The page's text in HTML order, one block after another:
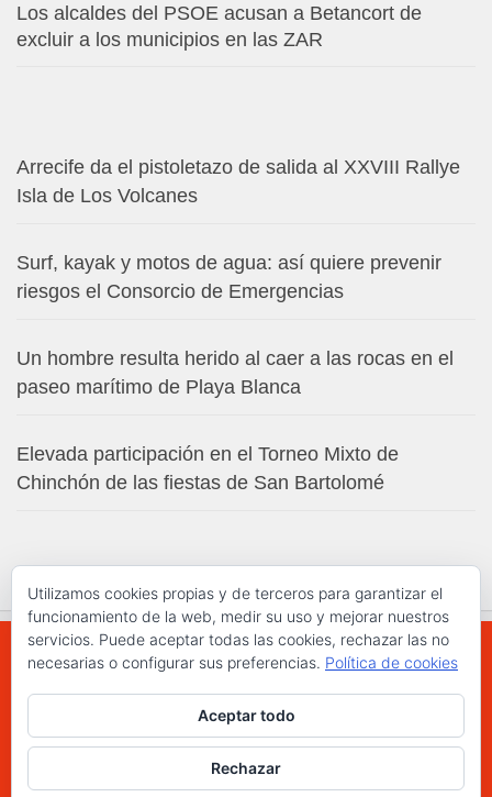
Los alcaldes del PSOE acusan a Betancort de
excluir a los municipios en las ZAR
Arrecife da el pistoletazo de salida al XXVIII Rallye
Isla de Los Volcanes
Surf, kayak y motos de agua: así quiere prevenir
riesgos el Consorcio de Emergencias
Un hombre resulta herido al caer a las rocas en el
paseo marítimo de Playa Blanca
Elevada participación en el Torneo Mixto de
Chinchón de las fiestas de San Bartolomé
WWW.ELCHAPLON.COM © 2026. Todos los
derechos reservados.
Utilizamos cookies propias y de terceros para garantizar el
funcionamiento de la web, medir su uso y mejorar nuestros
servicios. Puede aceptar todas las cookies, rechazar las no
necesarias o configurar sus preferencias. Política de cookies
Aceptar todo
Rechazar